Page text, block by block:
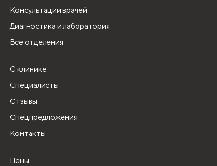
Консультации врачей
Диагностика и лаборатория
Все отделения
О клинике
Специалисты
Отзывы
Спецпредложения
Контакты
Цены